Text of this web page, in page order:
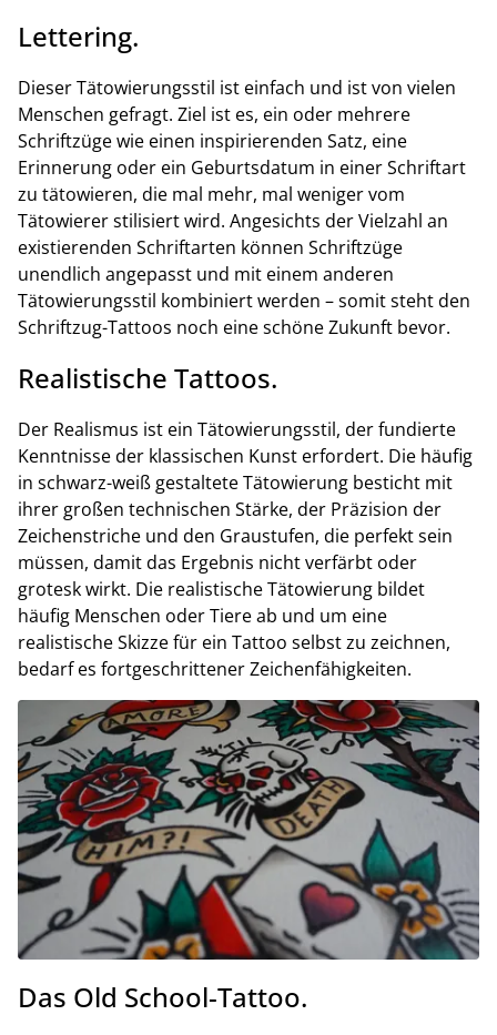
Lettering.
Dieser Tätowierungsstil ist einfach und ist von vielen
Menschen gefragt. Ziel ist es, ein oder mehrere
Schriftzüge wie einen inspirierenden Satz, eine
Erinnerung oder ein Geburtsdatum in einer Schriftart
zu tätowieren, die mal mehr, mal weniger vom
Tätowierer stilisiert wird. Angesichts der Vielzahl an
existierenden Schriftarten können Schriftzüge
unendlich angepasst und mit einem anderen
Tätowierungsstil kombiniert werden – somit steht den
Schriftzug-Tattoos noch eine schöne Zukunft bevor.
Realistische Tattoos.
Der Realismus ist ein Tätowierungsstil, der fundierte
Kenntnisse der klassischen Kunst erfordert. Die häufig
in schwarz-weiß gestaltete Tätowierung besticht mit
ihrer großen technischen Stärke, der Präzision der
Zeichenstriche und den Graustufen, die perfekt sein
müssen, damit das Ergebnis nicht verfärbt oder
grotesk wirkt. Die realistische Tätowierung bildet
häufig Menschen oder Tiere ab und um eine
realistische Skizze für ein Tattoo selbst zu zeichnen,
bedarf es fortgeschrittener Zeichenfähigkeiten.
Das Old School-Tattoo.